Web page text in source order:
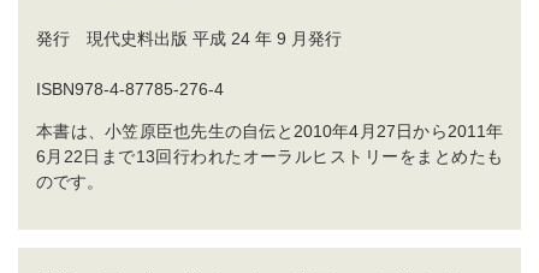
発行 現代史料出版 平成 24 年 9 月発行
ISBN978-4-87785-276-4
本書は、小笠原臣也先生の自伝と2010年4月27日から2011年
6月22日まで13回行われたオーラルヒストリーをまとめたも
のです。